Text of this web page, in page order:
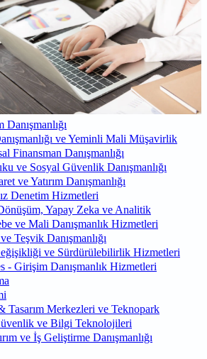
ve Yeminli Mali Müşavirlik
Finansman Danışmanlığı
ve Sosyal Güvenlik Danışmanlığı
ve Yatırım Danışmanlığı
Denetim Hizmetleri
Yapay Zeka ve Analitik
ve Mali Danışmanlık Hizmetleri
Teşvik Danışmanlığı
ve Sürdürülebilirlik Hizmetleri
- Girişim Danışmanlık Hizmetleri
Tasarım Merkezleri ve Teknopark
ve Bilgi Teknolojileri
ve İş Geliştirme Danışmanlığı